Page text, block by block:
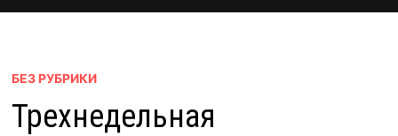
БЕЗ РУБРИКИ
Трехнедельная